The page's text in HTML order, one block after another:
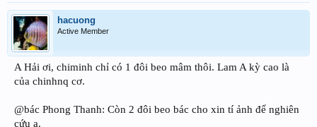
hacuong
Active Member
A Hải ơi, chiminh chỉ có 1 đôi beo mâm thôi. Lam A kỳ cao là
của chinhnq cơ.
@bác Phong Thanh: Còn 2 đôi beo bác cho xin tí ảnh để nghiên
cứu ạ.